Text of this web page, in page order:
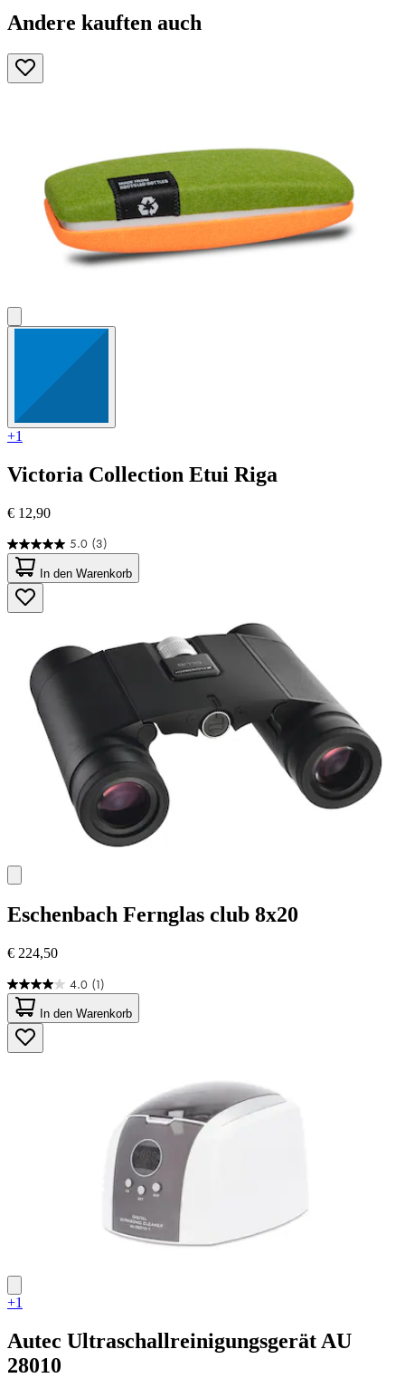
Andere kauften auch
+1
Victoria Collection Etui Riga
€ 12,90
5.0 (3)
5.0
von
5
Sternen.
3
In den Warenkorb
Eschenbach Fernglas club 8x20
€ 224,50
4.0 (1)
4.0
von
5
Sternen.
1
In den Warenkorb
+1
Autec Ultraschallreinigungsgerät AU
28010